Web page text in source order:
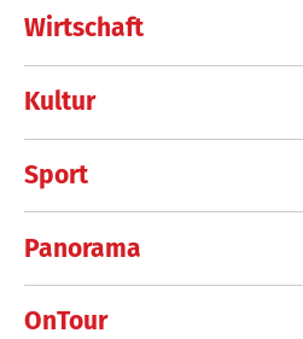
Wirtschaft
Kultur
Sport
Panorama
OnTour